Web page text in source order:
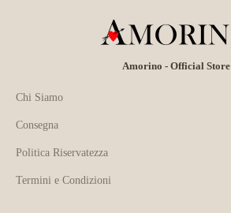
Amorino - Official Store
Chi Siamo
Consegna
Politica Riservatezza
Termini e Condizioni